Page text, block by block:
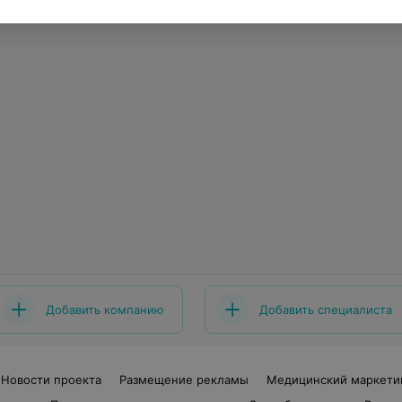
Добавить компанию Добавить специалиста
Новости проекта Размещение рекламы
Медицинский